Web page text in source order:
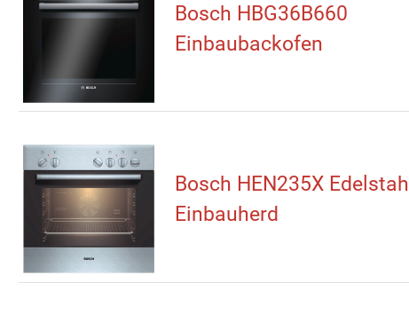
Bosch HBG36B660
Einbaubackofen
Bosch HEN235X Edelstahl
Einbauherd